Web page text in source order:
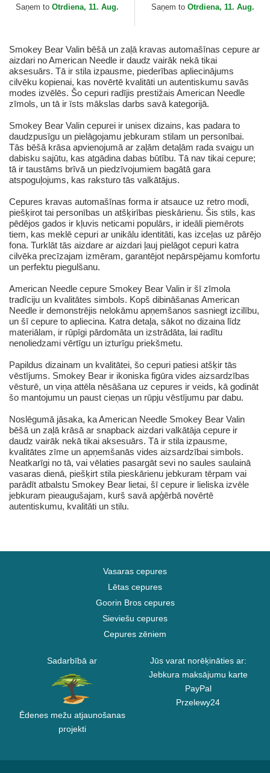
Saņem to Otrdiena, 11. Aug. Saņem to Otrdiena, 11. Aug.
Smokey Bear Valin bēšā un zaļā kravas automašīnas cepure ar
aizdari no American Needle ir daudz vairāk nekā tikai
aksesuārs. Tā ir stila izpausme, piederības apliecinājums
cilvēku kopienai, kas novērtē kvalitāti un autentiskumu savās
modes izvēlēs. Šo cepuri radījis prestižais American Needle
zīmols, un tā ir īsts mākslas darbs savā kategorijā.
Smokey Bear Valin cepurei ir unisex dizains, kas padara to
daudzpusīgu un pielāgojamu jebkuram stilam un personībai.
Tās bēšā krāsa apvienojumā ar zaļām detaļām rada svaigu un
dabisku sajūtu, kas atgādina dabas būtību. Tā nav tikai cepure;
tā ir taustāms brīvā un piedzīvojumiem bagātā gara
atspoguļojums, kas raksturo tās valkātājus.
Cepures kravas automašīnas forma ir atsauce uz retro modi,
piešķirot tai personības un atšķirības pieskārienu. Šis stils, kas
pēdējos gados ir kļuvis neticami populārs, ir ideāli piemērots
tiem, kas meklē cepuri ar unikālu identitāti, kas izceļas uz pārējo
fona. Turklāt tās aizdare ar aizdari ļauj pielāgot cepuri katra
cilvēka precīzajam izmēram, garantējot nepārspējamu komfortu
un perfektu piegulšanu.
American Needle cepure Smokey Bear Valin ir šī zīmola
tradīciju un kvalitātes simbols. Kopš dibināšanas American
Needle ir demonstrējis nelokāmu apņemšanos sasniegt izcilību,
un šī cepure to apliecina. Katra detaļa, sākot no dizaina līdz
materiālam, ir rūpīgi pārdomāta un izstrādāta, lai radītu
nenoliedzami vērtīgu un izturīgu priekšmetu.
Papildus dizainam un kvalitātei, šo cepuri patiesi atšķir tās
vēstījums. Smokey Bear ir ikoniska figūra vides aizsardzības
vēsturē, un viņa attēla nēsāšana uz cepures ir veids, kā godināt
šo mantojumu un paust cieņas un rūpju vēstījumu par dabu.
Noslēgumā jāsaka, ka American Needle Smokey Bear Valin
bēšā un zaļā krāsā ar snapback aizdari valkātāja cepure ir
daudz vairāk nekā tikai aksesuārs. Tā ir stila izpausme,
kvalitātes zīme un apņemšanās vides aizsardzībai simbols.
Neatkarīgi no tā, vai vēlaties pasargāt sevi no saules saulainā
vasaras dienā, piešķirt stila pieskārienu jebkuram tērpam vai
parādīt atbalstu Smokey Bear lietai, šī cepure ir lieliska izvēle
jebkuram pieaugušajam, kurš savā apģērbā novērtē
autentiskumu, kvalitāti un stilu.
Vasaras cepures
Lētas cepures
Goorin Bros cepures
Sieviešu cepures
Cepures zēniem
Sadarbībā ar
Ēdenes mežu atjaunošanas
projekti
Jūs varat norēķināties ar:
Jebkura maksājumu karte
PayPal
Przelewy24